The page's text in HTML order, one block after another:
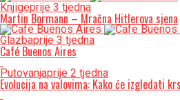
Knjigeprije 3 tjedna
Martin Bormann – Mračna Hitlerova sjena
Glazbaprije 3 tjedna
Café Buenos Aires
Putovanjaprije 2 tjedna
Evolucija na valovima: Kako će izgledati